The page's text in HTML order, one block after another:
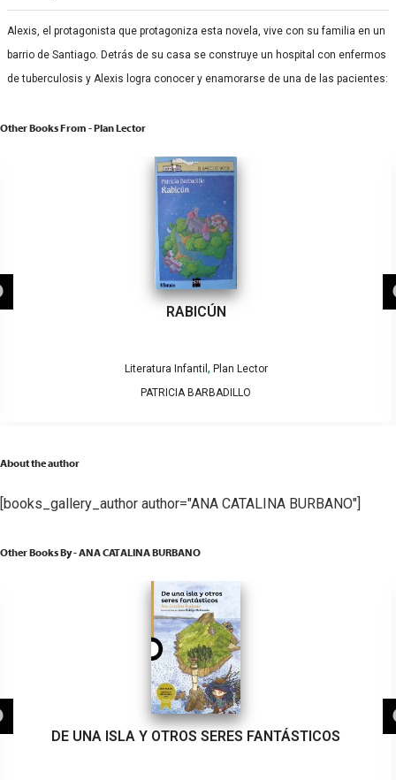
Alexis, el protagonista que protagoniza esta novela, vive con su familia en un
barrio de Santiago. Detrás de su casa se construye un hospital con enfermos
de tuberculosis y Alexis logra conocer y enamorarse de una de las pacientes:
Other Books From - Plan Lector
RABICÚN
Literatura Infantil , Plan Lector
PATRICIA BARBADILLO
About the author
[books_gallery_author author="ANA CATALINA BURBANO"]
Other Books By - ANA CATALINA BURBANO
DE UNA ISLA Y OTROS SERES FANTÁSTICOS